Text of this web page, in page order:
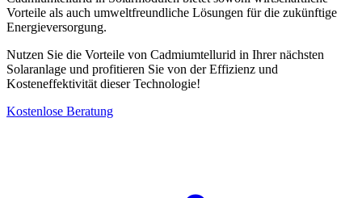
Vorteile als auch umweltfreundliche Lösungen für die zukünftige
Energieversorgung.
Nutzen Sie die Vorteile von Cadmiumtellurid in Ihrer nächsten
Solaranlage und profitieren Sie von der Effizienz und
Kosteneffektivität dieser Technologie!
Kostenlose Beratung